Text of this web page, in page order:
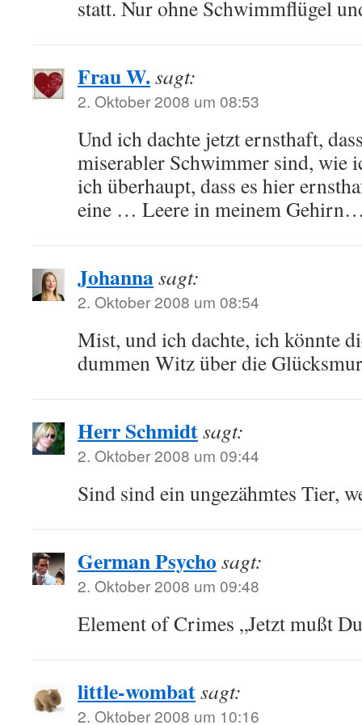
statt. Nur ohne Schwimmflügel
Frau W.sagt:
2. Oktober 2008 um 08:53
Und ich dachte jetzt ernsthaft,
miserabler Schwimmer sind, wie
ich überhaupt, dass es hier
eine … Leere in meinem
Johannasagt:
2. Oktober 2008 um 08:54
Mist, und ich dachte, ich könnte
dummen Witz über die
Herr Schmidtsagt:
2. Oktober 2008 um 09:44
Sind sind ein ungezähmtes Tier,
German Psycho sagt:
2. Oktober 2008 um 09:48
Element of Crimes „Jetzt mußt
little-wombatsagt:
2. Oktober 2008 um 10:16